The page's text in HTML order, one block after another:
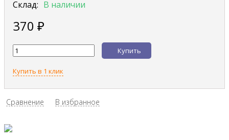
Склад: В наличии
370 ₽
Купить
Купить в 1 клик
Сравнение В избранное